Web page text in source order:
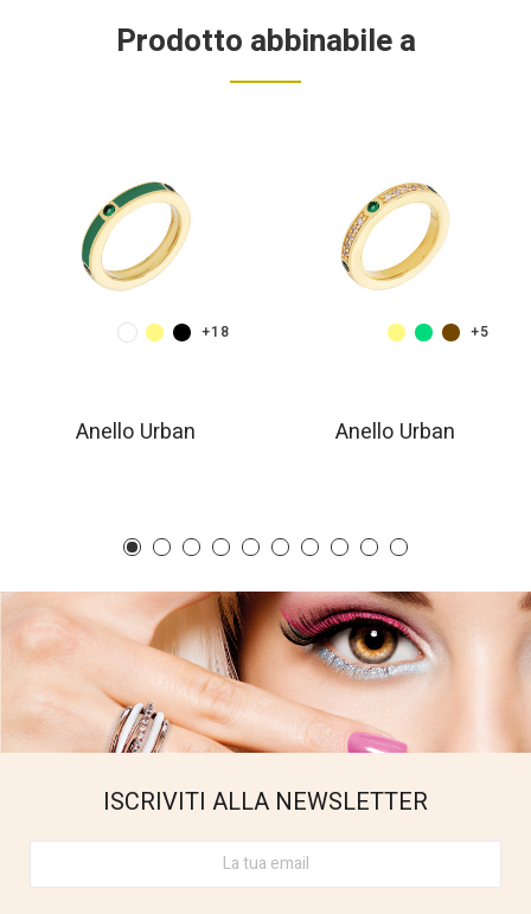
Prodotto abbinabile a
Anello Urban
+18
Anello Urban
+5
ISCRIVITI ALLA NEWSLETTER